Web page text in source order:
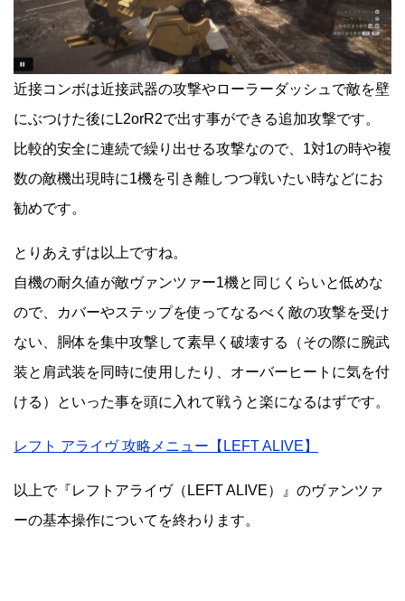
近接コンボは近接武器の攻撃やローラーダッシュで敵を壁
にぶつけた後にL2orR2で出す事ができる追加攻撃です。
比較的安全に連続で繰り出せる攻撃なので、1対1の時や複
数の敵機出現時に1機を引き離しつつ戦いたい時などにお
勧めです。
とりあえずは以上ですね。
自機の耐久値が敵ヴァンツァー1機と同じくらいと低めな
ので、カバーやステップを使ってなるべく敵の攻撃を受け
ない、胴体を集中攻撃して素早く破壊する（その際に腕武
装と肩武装を同時に使用したり、オーバーヒートに気を付
ける）といった事を頭に入れて戦うと楽になるはずです。
レフト アライヴ 攻略メニュー【LEFT ALIVE】
以上で『レフトアライヴ（LEFT ALIVE）』のヴァンツァ
ーの基本操作についてを終わります。